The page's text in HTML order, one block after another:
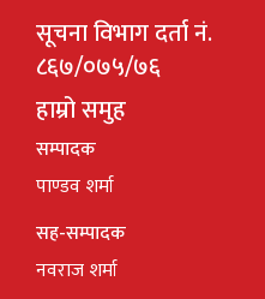
सूचना विभाग दर्ता नं.
८६७/०७५/७६
हाम्रो समुह
सम्पादक
पाण्डव शर्मा
सह-सम्पादक
नवराज शर्मा